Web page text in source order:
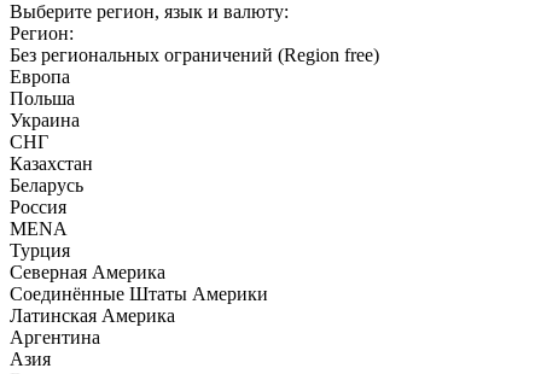
Выберите регион, язык и валюту:
Регион:
Без региональных ограничений (Region free)
Европа
Польша
Украина
СНГ
Казахстан
Беларусь
Россия
MENA
Турция
Северная Америка
Соединённые Штаты Америки
Латинская Америка
Аргентина
Азия